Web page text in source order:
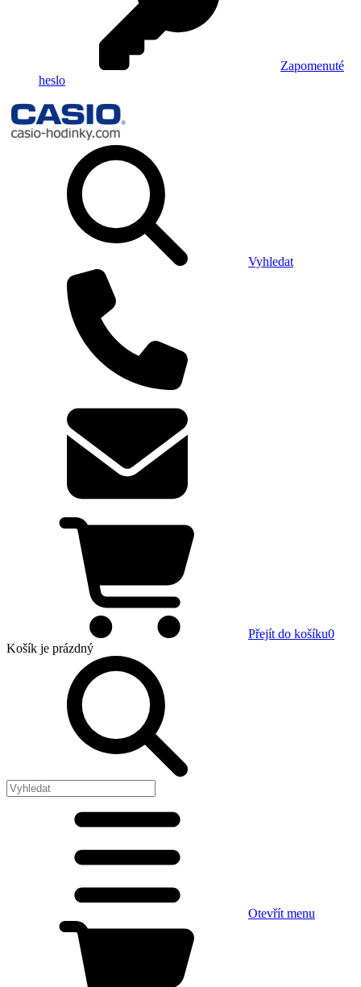
Zapomenuté
heslo
Vyhledat
Přejít do košíku0
Košík je prázdný
Otevřít menu